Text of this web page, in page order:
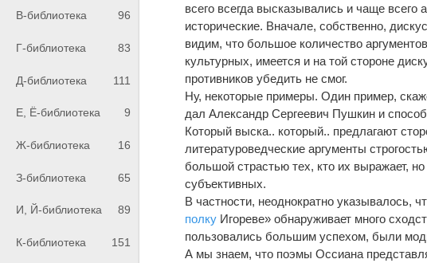
В-библиотека 96
Г-библиотека 83
Д-библиотека 111
Е, Ё-библиотека 9
Ж-библиотека 16
З-библиотека 65
И, Й-библиотека 89
К-библиотека 151
всего всегда высказывались и чаще всего
исторические. Вначале, собственно,
видим, что большое количество
культурных, имеется и на той стороне
противников убедить не смог.
Ну, некоторые примеры. Один пример,
дал Александр Сергеевич Пушкин и
Который выска.. который.. предлагают
литературоведческие аргументы
большой страстью тех, кто их выражает,
субъективных.
В частности, неоднократно указывалось,
полку Игореве» обнаруживает много
пользовались большим успехом, были
А мы знаем, что поэмы Оссиана